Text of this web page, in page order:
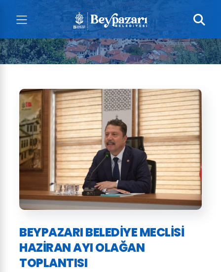
BEYPAZARI BELEDIYE MECLISI
HAZIRAN AYI OLAĞAN
TOPLANTISI